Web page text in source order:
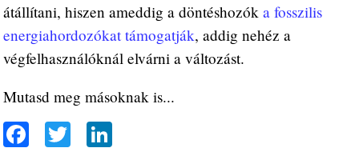
átállítani, hiszen ameddig a döntéshozóka fosszilis
energiahordozókat támogatják, addig nehéz a
végfelhasználóknál elvárni a változást.
Mutasd meg másoknak is...
Fa T